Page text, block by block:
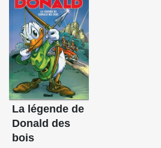
La légende de
Donald des
bois